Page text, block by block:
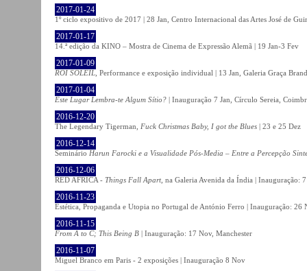
2017-01-24
1º ciclo expositivo de 2017 | 28 Jan, Centro Internacional das Artes José de
2017-01-17
14.ª edição da KINO – Mostra de Cinema de Expressão Alemã | 19 Jan-3 Fev
2017-01-09
ROI SOLEIL , Performance e exposição individual | 13 Jan, Galeria Graça
2017-01-04
Este Lugar Lembra-te Algum Sítio? | Inauguração 7 Jan, Círculo Sereia,
2016-12-20
The Legendary Tigerman, Fuck Christmas Baby, I got the Blues | 23 e 25 Dez
2016-12-14
Seminário Harun Farocki e a Visualidade Pós-Media – Entre a Percepção
2016-12-06
RED AFRICA - Things Fall Apart , na Galeria Avenida da Índia | Inauguração:
2016-11-23
Estética, Propaganda e Utopia no Portugal de António Ferro | Inauguração: 26
2016-11-15
From A to C; This Being B | Inauguração: 17 Nov, Manchester
2016-11-07
Miguel Branco em Paris - 2 exposições | Inauguração 8 Nov